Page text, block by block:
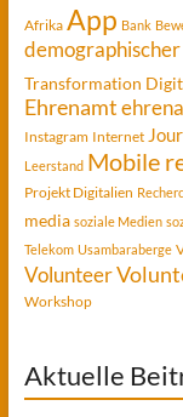
Afrika App Bank
Transformation
Ehrenamt
Instagram Internet
Leerstand Mobile
Projekt Digitalien
media soziale Medien
Telekom Usambaraberge
Volunteer
Workshop
Aktuelle